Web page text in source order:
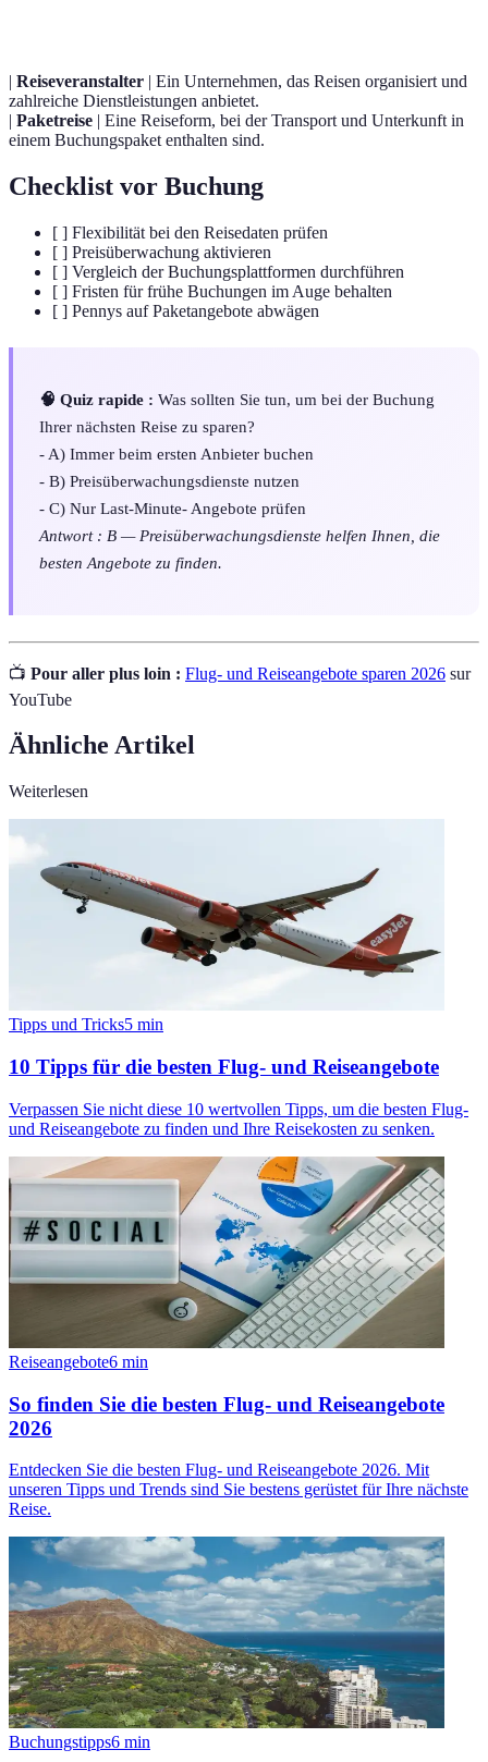
| Reiseveranstalter | Ein Unternehmen, das Reisen organisiert und
zahlreiche Dienstleistungen anbietet.
| Paketreise | Eine Reiseform, bei der Transport und Unterkunft in
einem Buchungspaket enthalten sind.
Checklist vor Buchung
[ ] Flexibilität bei den Reisedaten prüfen
[ ] Preisüberwachung aktivieren
[ ] Vergleich der Buchungsplattformen durchführen
[ ] Fristen für frühe Buchungen im Auge behalten
[ ] Pennys auf Paketangebote abwägen
🧠 Quiz rapide : Was sollten Sie tun, um bei der Buchung
Ihrer nächsten Reise zu sparen?
- A) Immer beim ersten Anbieter buchen
- B) Preisüberwachungsdienste nutzen
- C) Nur Last-Minute- Angebote prüfen
Antwort : B — Preisüberwachungsdienste helfen Ihnen, die
besten Angebote zu finden.
📺 Pour aller plus loin : Flug- und Reiseangebote sparen 2026 sur
YouTube
Ähnliche Artikel
Weiterlesen
Tipps und Tricks5 min
10 Tipps für die besten Flug- und Reiseangebote
Verpassen Sie nicht diese 10 wertvollen Tipps, um die besten Flug-
und Reiseangebote zu finden und Ihre Reisekosten zu senken.
Reiseangebote6 min
So finden Sie die besten Flug- und Reiseangebote
2026
Entdecken Sie die besten Flug- und Reiseangebote 2026. Mit
unseren Tipps und Trends sind Sie bestens gerüstet für Ihre nächste
Reise.
Buchungstipps6 min